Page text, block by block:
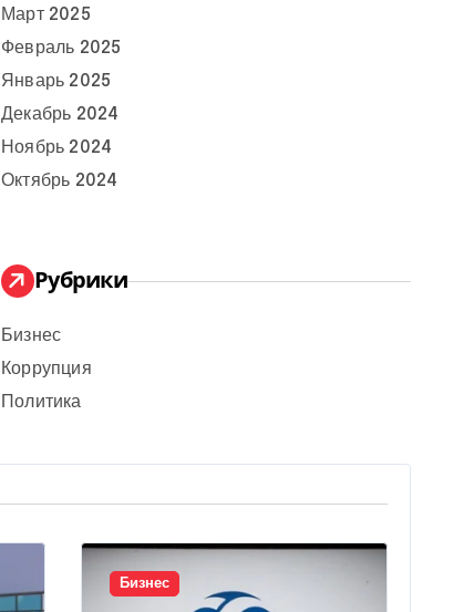
Март 2025
Февраль 2025
Январь 2025
Декабрь 2024
Ноябрь 2024
Октябрь 2024
Рубрики
Бизнес
Коррупция
Политика
Бизнес